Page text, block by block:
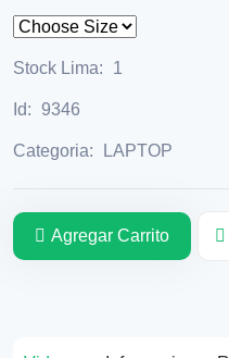
Stock Lima: 1
Id: 9346
Categoria: LAPTOP
Agregar Carrito